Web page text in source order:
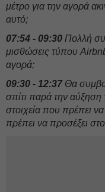
μέτρο για την αγορά
αυτό;
07:54 - 09:30 Πολλή
μισθώσεις τύπου
αγορά;
09:30 - 12:37Θα
σπίτι παρά την αύξηση
στοιχεία που πρέπει
πρέπει να προσέξει